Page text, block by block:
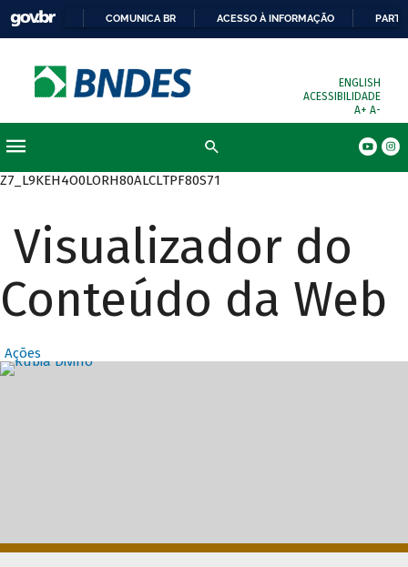
COMUNICA BR ACESSO À INFORMAÇÃO
ENGLISH
ACESSIBILIDADE
A+ A-
Z7_L9KEH4O0LORH80ALCLTPF80S71
Visualizador do
Conteúdo da Web
Ações
Destaques